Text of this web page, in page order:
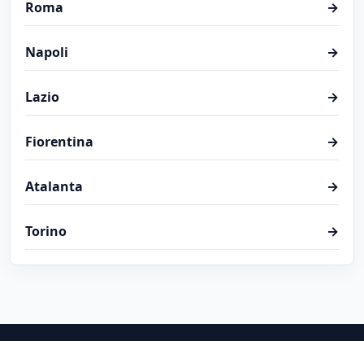
Roma →
Napoli →
Lazio →
Fiorentina →
Atalanta →
Torino →